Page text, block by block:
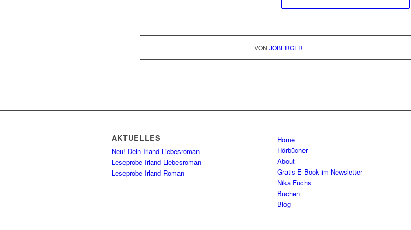
VON JOBERGER
AKTUELLES
Neu! Dein Irland Liebesroman
Leseprobe Irland Liebesroman
Leseprobe Irland Roman
Home
Hörbücher
About
Gratis E-Book im Newsletter
Nika Fuchs
Buchen
Blog